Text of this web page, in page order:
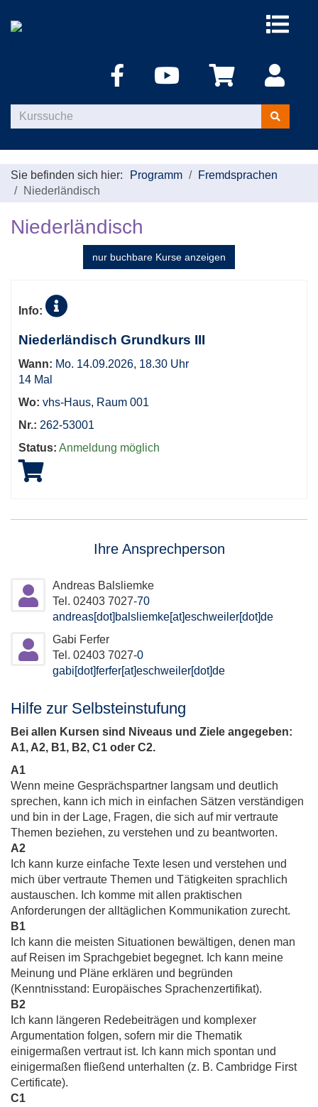
Menü
Kurse
suchen
Sie befinden sich hier: Programm
Fremdsprachen
Niederländisch
Niederländisch
nur buchbare Kurse anzeigen
Tabellenüberschriften
können
sortiert
Info:
Niederländisch Grundkurs III
Wann: Mo. 14.09.2026, 18.30 Uhr
14 Mal
Wo: vhs-Haus, Raum 001
Nr.: 262-53001
Status: Anmeldung möglich
Ihre Ansprechperson
Andreas Balsliemke
Tel. 02403 7027-70
andreas[dot]balsliemke[at]eschweiler[dot]de
Gabi Ferfer
Tel. 02403 7027-0
gabi[dot]ferfer[at]eschweiler[dot]de
Hilfe zur Selbsteinstufung
Bei allen Kursen sind Niveaus und Ziele angegeben:
A1, A2, B1, B2, C1 oder C2.
A1
Wenn meine Gesprächspartner langsam und deutlich
sprechen, kann ich mich in einfachen Sätzen verständigen
und bin in der Lage, Fragen, die sich auf mir vertraute
Themen beziehen, zu verstehen und zu beantworten.
A2
Ich kann kurze einfache Texte lesen und verstehen und
mich über vertraute Themen und Tätigkeiten sprachlich
austauschen. Ich komme mit allen praktischen
Anforderungen der alltäglichen Kommunikation zurecht.
B1
Ich kann die meisten Situationen bewältigen, denen man
auf Reisen im Sprachgebiet begegnet. Ich kann meine
Meinung und Pläne erklären und begründen
(Kenntnisstand: Europäisches Sprachenzertifikat).
B2
Ich kann längeren Redebeiträgen und komplexer
Argumentation folgen, sofern mir die Thematik
einigermaßen vertraut ist. Ich kann mich spontan und
einigermaßen fließend unterhalten (z. B. Cambridge First
Certificate).
C1